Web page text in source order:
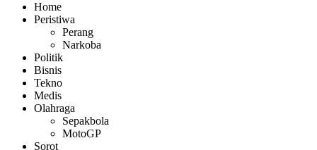
Home
Peristiwa
Perang
Narkoba
Politik
Bisnis
Tekno
Medis
Olahraga
Sepakbola
MotoGP
Sorot